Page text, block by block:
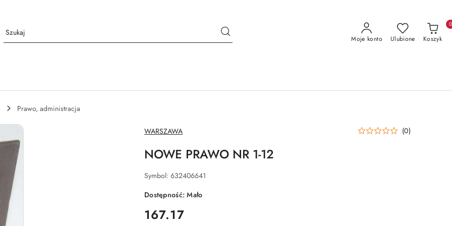
Moje konto Ulubione Koszyk
0
Prawo, administracja
NAZWA
PRODUCENTA:
WARSZAWA (0)
NOWE PRAWO NR 1-12
Symbol: 632406641
Dostępność:Mało
cena:
167.17